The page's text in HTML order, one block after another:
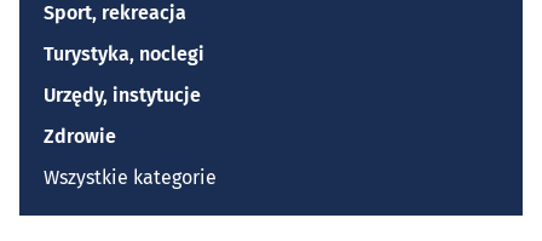
Sport, rekreacja
Turystyka, noclegi
Urzędy, instytucje
Zdrowie
Wszystkie kategorie